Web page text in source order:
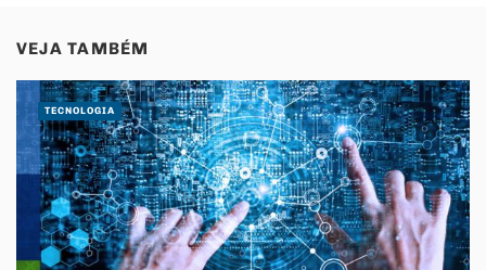
VEJA TAMBÉM
TECNOLOGIA